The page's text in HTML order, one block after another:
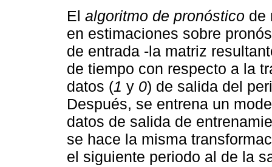
El algoritmo de pronóstico de
en estimaciones sobre
de entrada -la matriz
de tiempo con respecto a la
datos (1 y 0) de salida del
Después, se entrena un
datos de salida de
se hace la misma
el siguiente periodo al de la